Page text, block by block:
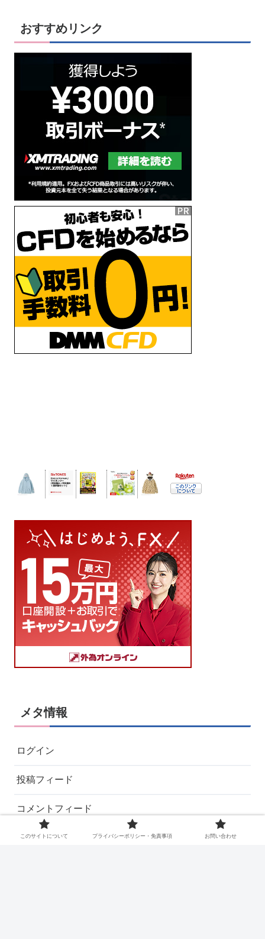
おすすめリンク
メタ情報
ログイン
投稿フィード
コメントフィード
WordPress.org
このサイトについて プライバシーポリシー・免責事項 お問い合わせ